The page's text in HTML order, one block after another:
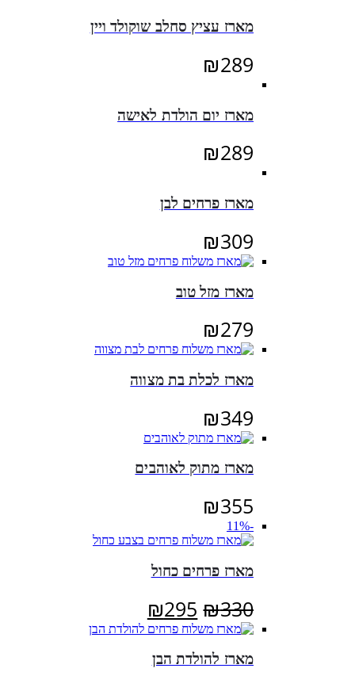
מארז עציץ סחלב שוקולד ויין
₪289
מארז יום הולדת לאישה
₪289
מארז פרחים לבן
₪309
מארז מזל טוב
₪279
מארז לכלת בת מצווה
₪349
מארז מתוק לאוהבים
₪355
-11%
מארז פרחים כחול
₪330
המחיר
המקורי
היה:
₪295
הנוכחי
מארז להולדת הבן